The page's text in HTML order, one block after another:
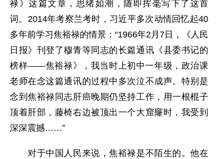
禄》这篇文章，思绪如潮，随即挥毫写下了这首
词。2014年考察兰考时，习近平多次动情回忆起40
多年前学习焦裕禄的情景：“1966年2月7日，《人民
日报》刊登了穆青等同志的长篇通讯《县委书记的
榜样——焦裕禄》，我当时上初中一年级，政治课
老师在念这篇通讯的过程中多次泣不成声。特别是
念到焦裕禄同志肝癌晚期仍坚持工作，用一根棍子
顶着肝部，藤椅右边被顶出一个大窟窿时，我受到
深深震撼……”
对于中国人民来说，焦裕禄是不陌生的。他在